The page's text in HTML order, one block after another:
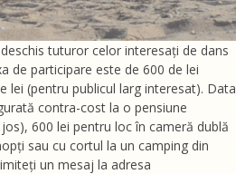
tuturor celor interesați de dans
de participare este de 600 de lei
lei (pentru publicul larg interesat). Data
contra-cost la o pensiune
600 lei pentru loc în cameră dublă
sau cu cortul la un camping din
un mesaj la adresa